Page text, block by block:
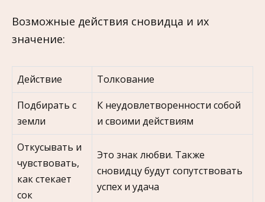
Возможные действия сновидца и их
значение:
Действие
Толкование
Подбирать с
земли
К неудовлетворенности собой
и своими действиям
Откусывать и
чувствовать,
как стекает
сок
Это знак любви. Также
сновидцу будут сопутствовать
успех и удача